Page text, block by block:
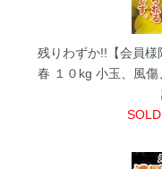
残りわずか!!【会員
春 １０kg 小玉、風傷